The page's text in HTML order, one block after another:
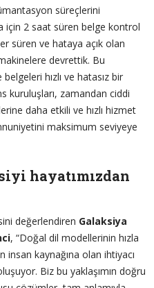
süreçlerini
için 2 saat süren belge kontrol
süren ve hataya açık olan
devrettik. Bu
hızlı ve hatasız bir
kuruluşları, zamandan ciddi
daha etkili ve hızlı hizmet
maksimum seviyeye
hayatımızdan
değerlendiren Galaksiya
, “Doğal dil modellerinin hızla
kaynağına olan ihtiyacı
Biz bu yaklaşımın doğru